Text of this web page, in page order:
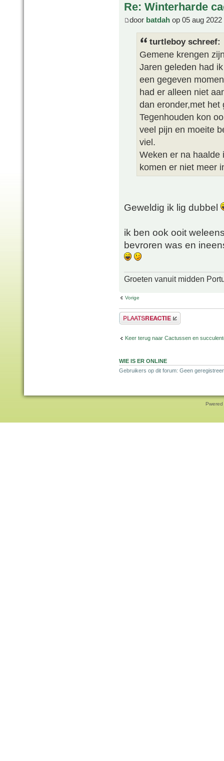
Re: Winterharde
door batdah op 05 aug 2022
turtleboy schreef:
Gemene krengen
Jaren geleden had
een gegeven
had er alleen niet
dan eronder,met het
Tegenhouden kon
veel pijn en moeite
viel.
Weken er na haalde
komen er niet meer
Geweldig ik lig dubbel
ik ben ook ooit
bevroren was en
Groeten vanuit midden
Vorige
Plaats een reactie
Keer terug naar Cactussen en
WIE IS ER ONLINE
Gebruikers op dit forum: Geen